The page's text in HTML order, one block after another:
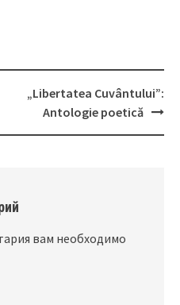
„Libertatea Cuvântului”:
Antologie poetică
вам необходимо